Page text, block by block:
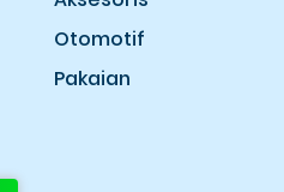
Otomotif
Pakaian